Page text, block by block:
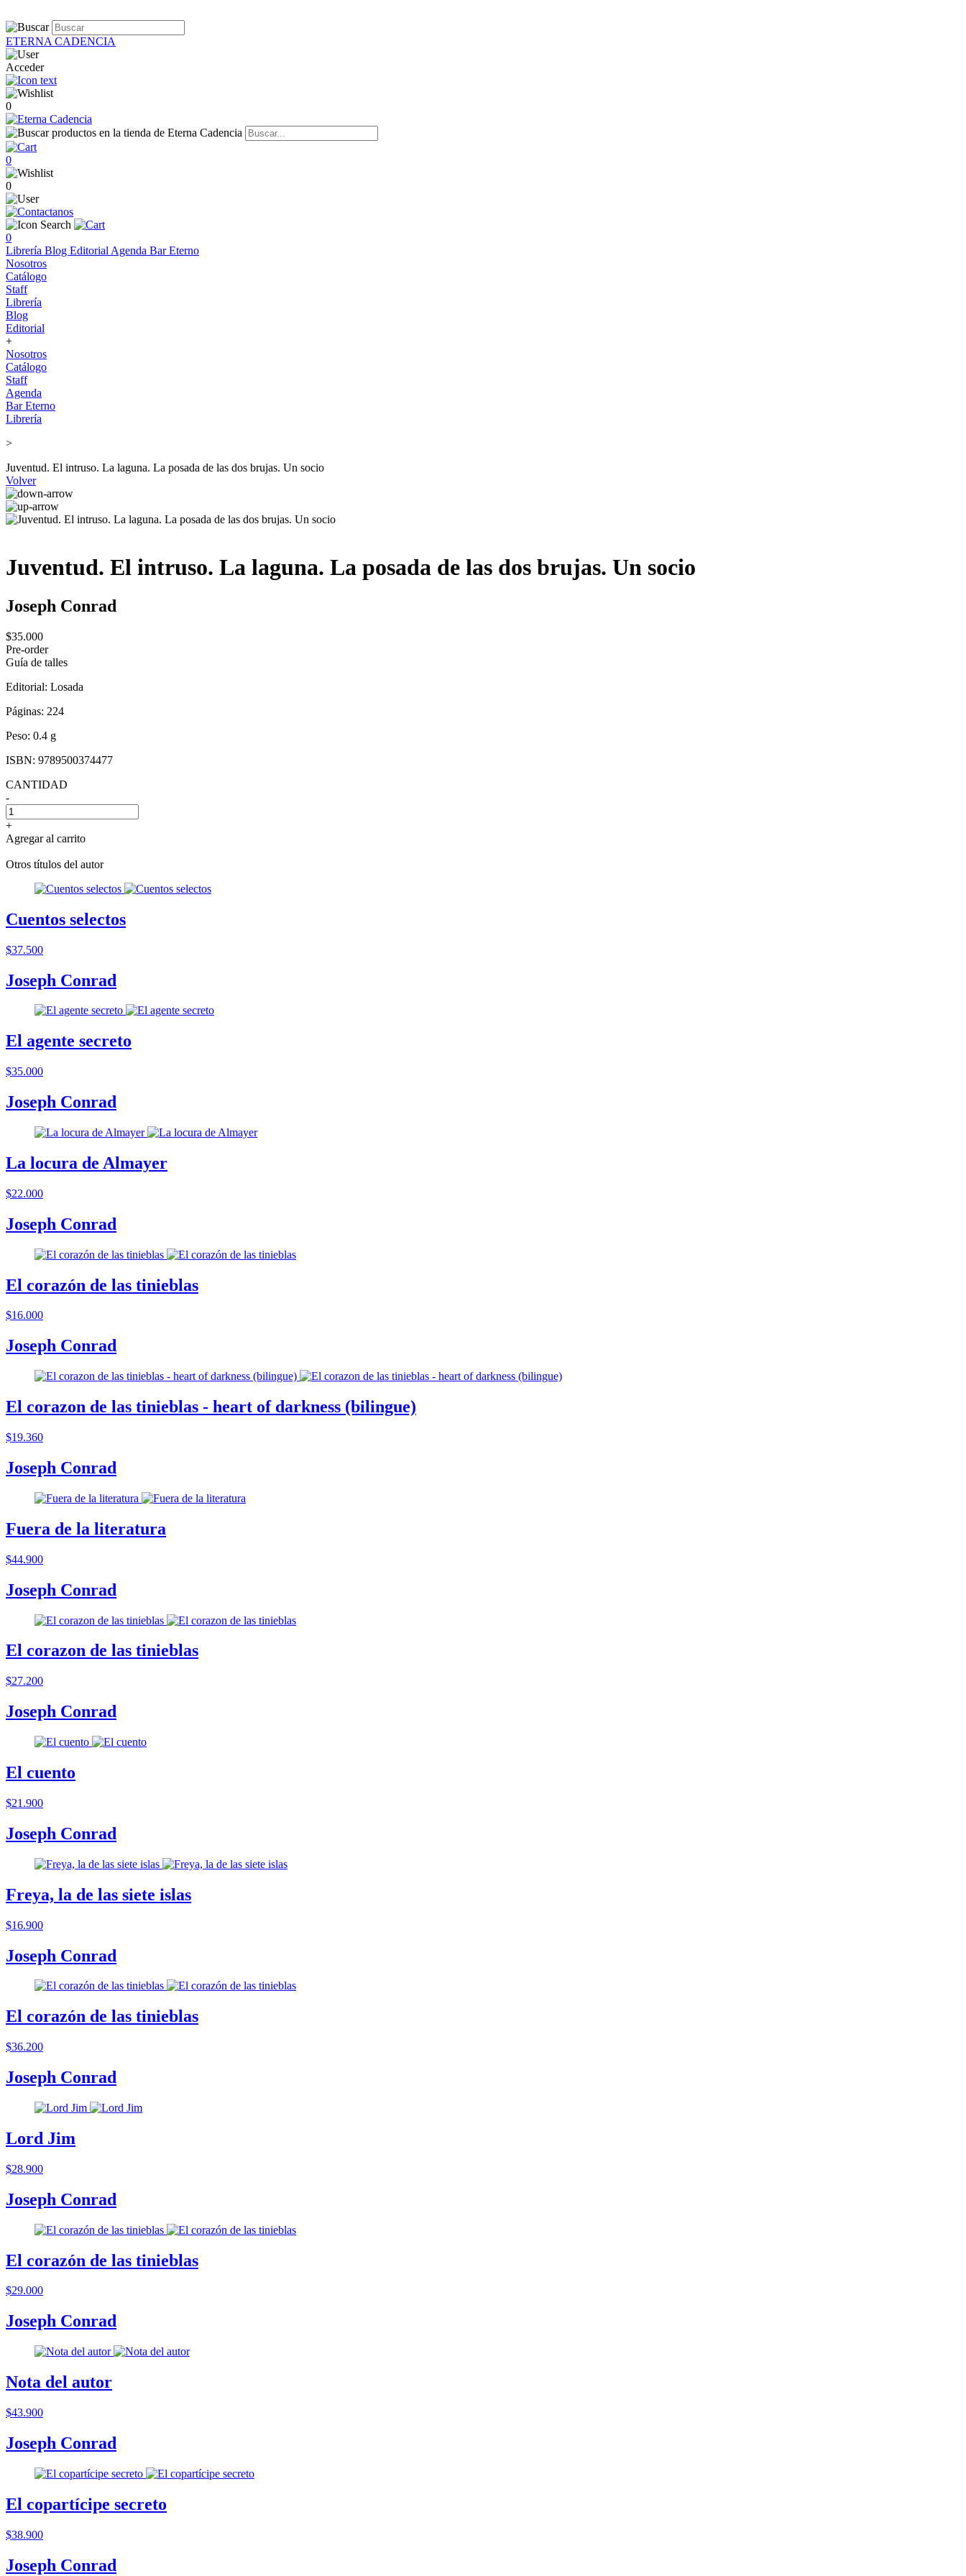
ETERNA CADENCIA
Acceder
0
0
0
0
Librería Blog Editorial Agenda Bar Eterno
Nosotros
Catálogo
Staff
Librería
Blog
Editorial
+
Nosotros
Catálogo
Staff
Agenda
Bar Eterno
Librería
>
Juventud. El intruso. La laguna. La posada de las dos brujas. Un socio
Volver
Juventud. El intruso. La laguna. La posada de las dos brujas. Un socio
Joseph Conrad
$35.000
Pre-order
Guía de talles
Editorial: Losada
Páginas: 224
Peso: 0.4 g
ISBN: 9789500374477
CANTIDAD
-
+
Agregar al carrito
Otros títulos del autor
Cuentos selectos
$37.500
Joseph Conrad
El agente secreto
$35.000
Joseph Conrad
La locura de Almayer
$22.000
Joseph Conrad
El corazón de las tinieblas
$16.000
Joseph Conrad
El corazon de las tinieblas - heart of darkness (bilingue)
$19.360
Joseph Conrad
Fuera de la literatura
$44.900
Joseph Conrad
El corazon de las tinieblas
$27.200
Joseph Conrad
El cuento
$21.900
Joseph Conrad
Freya, la de las siete islas
$16.900
Joseph Conrad
El corazón de las tinieblas
$36.200
Joseph Conrad
Lord Jim
$28.900
Joseph Conrad
El corazón de las tinieblas
$29.000
Joseph Conrad
Nota del autor
$43.900
Joseph Conrad
El copartícipe secreto
$38.900
Joseph Conrad